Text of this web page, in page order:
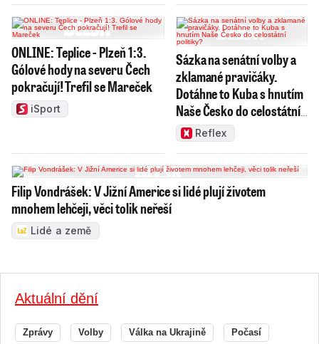
ONLINE: Teplice - Plzeň 1:3.
Gólové hody na severu Čech
pokračují! Trefil se Mareček
iSport
Sázka na senátní volby a
zklamané pravičáky.
Dotáhne to Kuba s hnutím
Naše Česko do celostátní
politiky?
Reflex
Filip Vondrášek: V Jižní Americe si lidé plují životem
mnohem lehčeji, věci tolik neřeší
Lidé a země
Aktuální dění
Zprávy Volby Válka na Ukrajině Počasí